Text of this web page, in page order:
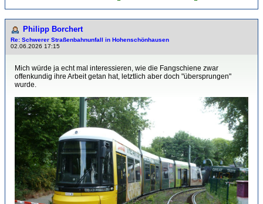
Philipp Borchert
Re: Schwerer Straßenbahnunfall in Hohenschönhausen
02.06.2026 17:15
Mich würde ja echt mal interessieren, wie die Fangschiene zwar
offenkundig ihre Arbeit getan hat, letztlich aber doch "übersprungen"
wurde.